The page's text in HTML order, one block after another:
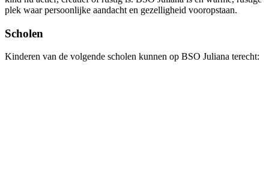
plek waar persoonlijke aandacht en gezelligheid vooropstaan.
Scholen
Kinderen van de volgende scholen kunnen op BSO Juliana terecht: